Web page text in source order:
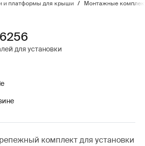
и платформы для крыши / Монтажные
для установки
комплект для установки